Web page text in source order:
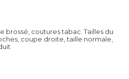
brossé, coutures tabac. Tailles du
coupe droite, taille normale,